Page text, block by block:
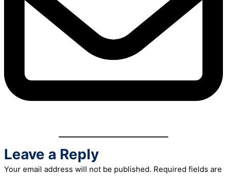
Leave a Reply
Your email address will not be published. Required fields are